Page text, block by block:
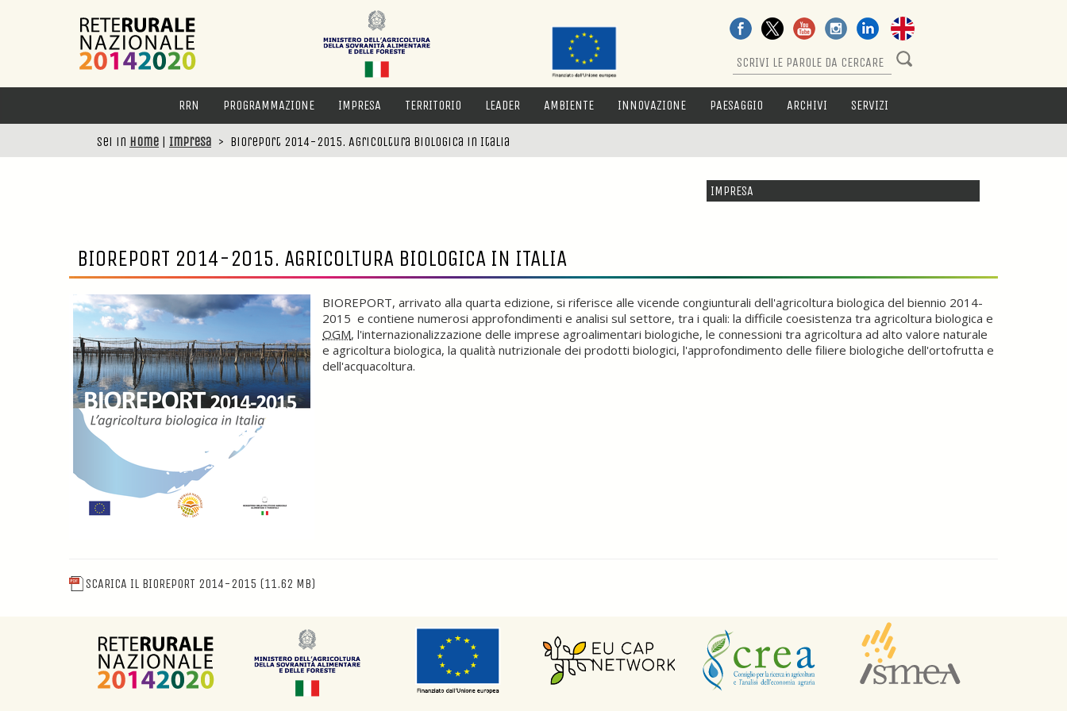
RRN PROGRAMMAZIONE IMPRESA TERRITORIO LEADER AMBIENTE INNOVAZIONE PAESAGGIO ARCHIVI SERVIZI
Sei in Home | Impresa > Bioreport 2014-2015. Agricoltura biologica in Italia
IMPRESA
BIOREPORT 2014-2015. AGRICOLTURA BIOLOGICA IN ITALIA
BIOREPORT, arrivato alla quarta edizione, si riferisce alle vicende congiunturali dell'agricoltura biologica del biennio 2014-
2015 e contiene numerosi approfondimenti e analisi sul settore, tra i quali: la difficile coesistenza tra agricoltura biologica e
OGM, l'internazionalizzazione delle imprese agroalimentari biologiche, le connessioni tra agricoltura ad alto valore naturale
e agricoltura biologica, la qualità nutrizionale dei prodotti biologici, l'approfondimento delle filiere biologiche dell'ortofrutta e
dell'acquacoltura.
SCARICA IL BIOREPORT 2014-2015 (11.62 MB)